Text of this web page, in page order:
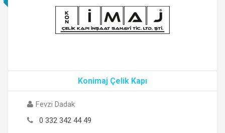
Konimaj Çelik Kapı
Fevzi Dadak
0 332 342 44 49